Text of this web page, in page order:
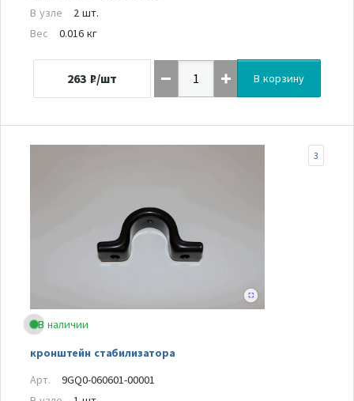
В узле
2 шт.
Вес
0.016 кг
263 ₽/шт В корзину
В наличии
кронштейн стабилизатора
3
Арт.
9GQ0-060601-00001